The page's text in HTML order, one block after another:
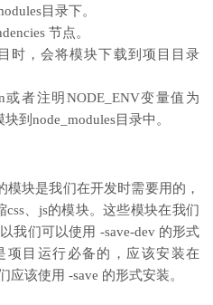
目录下。
节点。
时，会将模块下载到项目目录
或者注明NODE_ENV变量值为
到node_modules目录中。
模块是我们在开发时需要用的，
、js的模块。这些模块在我们
我们可以使用 -save-dev 的形式
项目运行必备的，应该安装在
应该使用 -save 的形式安装。